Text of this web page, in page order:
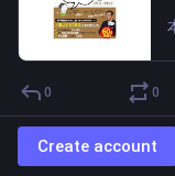
0 0
特さん＠特
Create account